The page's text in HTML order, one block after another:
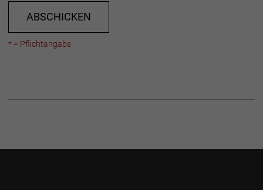
ABSCHICKEN
* = Pflichtangabe